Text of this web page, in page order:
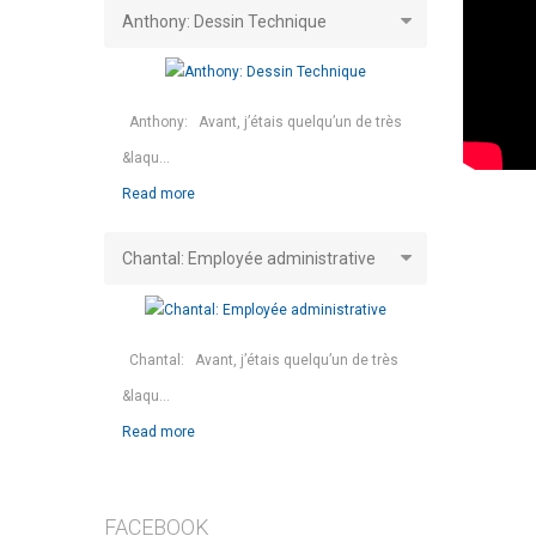
Anthony: Dessin Technique
Anthony: Avant, j’étais quelqu’un de très
&laqu...
Read more
Chantal: Employée administrative
Chantal: Avant, j’étais quelqu’un de très
&laqu...
Read more
FACEBOOK